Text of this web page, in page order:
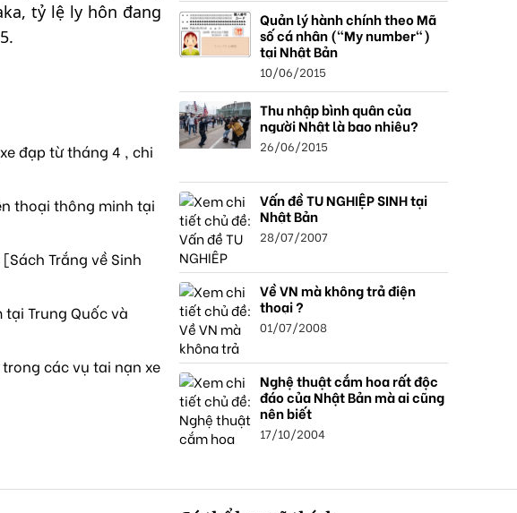
tỷ lệ ly hôn đang
đạp từ tháng 4 , chi
thoại thông minh tại
Trắng về Sinh
Trung Quốc và
các vụ tai nạn xe
Quản lý hành chính theo Mã
số cá nhân ("My number")
tại Nhật Bản
10/06/2015
Thu nhập bình quân của
người Nhật là bao nhiêu?
26/06/2015
Vấn đề TU NGHIỆP SINH tại
Nhật Bản
28/07/2007
Về VN mà không trả điện
thoại ?
01/07/2008
Nghệ thuật cắm hoa rất độc
đáo của Nhật Bản mà ai cũng
nên biết
17/10/2004